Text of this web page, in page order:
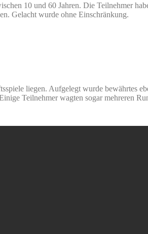
10 und 60 Jahren. Die Teilnehmer
Gelacht wurde ohne Einschränkung.
liegen. Aufgelegt wurde bewährtes
Teilnehmer wagten sogar mehreren